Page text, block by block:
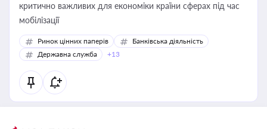
критично важливих для економіки країни сферах під час
мобілізації
Ринок цінних паперів
Банківська діяльність
Державна служба
+13